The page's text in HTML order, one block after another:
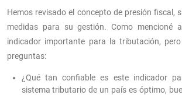
Hemos revisado el concepto de presión fiscal,
medidas para su gestión. Como mencioné
indicador importante para la tributación,
preguntas:
¿Qué tan confiable es este indicador
sistema tributario de un país es óptimo,